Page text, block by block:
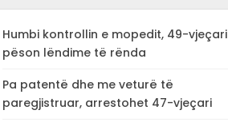
Humbi kontrollin e mopedit, 49-vjeçari
pëson lëndime të rënda
Pa patentë dhe me veturë të
paregjistruar, arrestohet 47-vjeçari